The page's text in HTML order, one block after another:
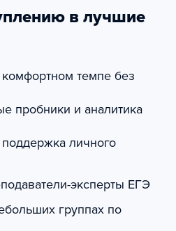
в лучшие
темпе без
пробники и аналитика
личного
эксперты ЕГЭ
группах по